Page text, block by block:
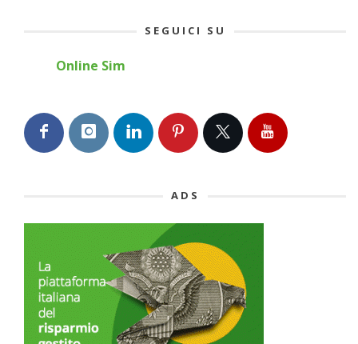
SEGUICI SU
Online Sim
ADS